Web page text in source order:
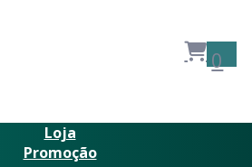
0
Loja
Promoção